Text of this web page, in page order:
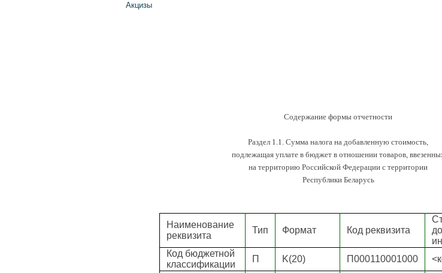
Акцизы
Содержание формы отчетности
Раздел 1.1. Сумма налога на добавленную стоимость,
подлежащая уплате в бюджет в отношении товаров,
на территорию Российской Федерации с территории
Республики Беларусь
Наименование
реквизита
Тип Формат Код реквизита
Код бюджетной
классификации
П K(20) П000110001000